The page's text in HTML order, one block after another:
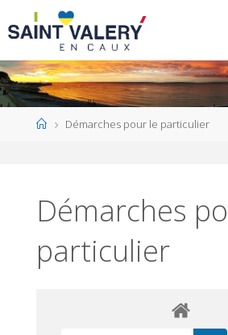
HomeDémarches pour le particulier
Démarches
particulier